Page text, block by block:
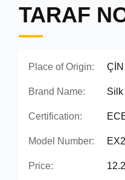
TARAF
Place of Origin: ÇİN
Brand Name: Silk
Certification:
Model Number:
Price: